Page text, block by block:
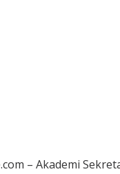
– Akademi